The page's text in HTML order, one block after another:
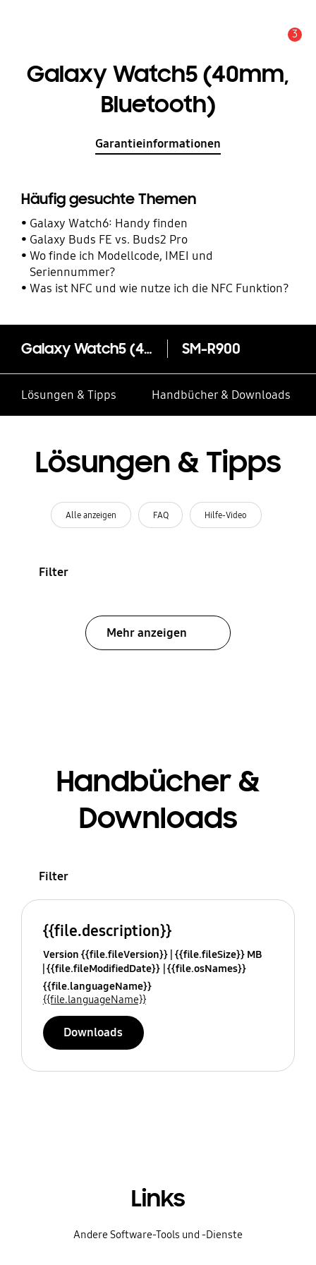
3
Galaxy Watch5 (40mm,
Bluetooth)
Garantieinformationen
Häufig gesuchte Themen
Galaxy Watch6: Handy finden
Galaxy Buds FE vs. Buds2 Pro
Wo finde ich Modellcode, IMEI und
Seriennummer?
Was ist NFC und wie nutze ich die NFC Funktion?
Galaxy Watch5 (40mm, Bluetooth) SM-R900
Lösungen & Tipps Handbücher & Downloads
Lösungen & Tipps
Alle anzeigen FAQ Hilfe-Video
Filter
Mehr anzeigen
Handbücher &
Downloads
Filter
{{file.description}}
Version {{file.fileVersion}} {{file.fileSize}} MB
{{file.fileModifiedDate}} {{file.osNames}}
{{file.languageName}}
{{file.languageName}}
Downloads
Links
Andere Software-Tools und -Dienste